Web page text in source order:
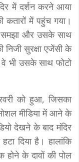
में दर्शन करने आया
कतारों में पहुंच गया।
और उसके साथ
निजी सुरक्षा एजेंसी के
वे भी उसके साथ फोटो
को हुआ, जिसका
मीडिया में आने के
देखने के बाद मंदिर
दिया है। हालांकि
होने के दावों की पोल